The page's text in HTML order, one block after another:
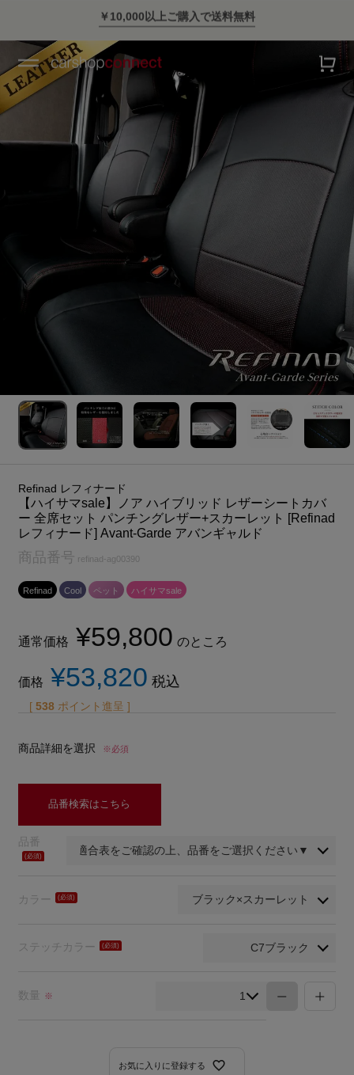
スタイリッシュに車に乗ろう。
Refinad レフィナード
【ハイサマsale】ノア ハイブリッド レザーシートカバ
ー 全席セット パンチングレザー+スカーレット [Refinad
レフィナード] Avant-Garde アバンギャルド
商品番号 refinad-ag00390
Refinad Cool ペット ハイサマsale
通常価格 ¥59,800 のところ
価格 ¥53,820 税込
[ 538 ポイント進呈 ]
商品詳細を選択 ※必須
品番検索はこちら
品番
カラー
ステッチカラー
お気に入りに登録する
数量 ※